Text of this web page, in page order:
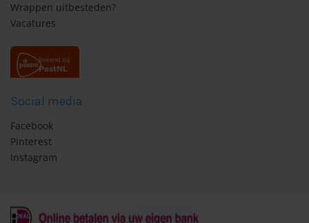
Wrappen uitbesteden?
Vacatures
Social media
Facebook
Pinterest
Instagram